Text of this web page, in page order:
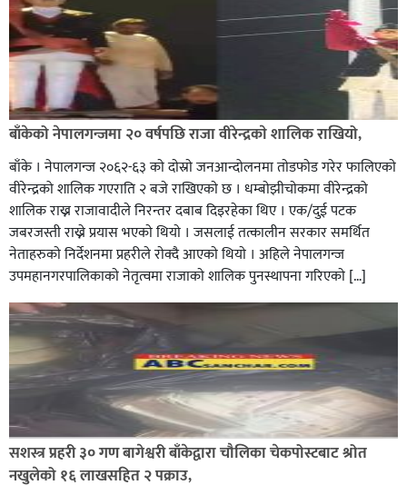
बाँकेको नेपालगन्जमा २० वर्षपछि राजा वीरेन्द्रकाे शालिक राखियो,
बाँके । नेपालगन्ज २०६२-६३ काे दाेस्राे जनआन्दोलनमा ताेडफाेड गरेर फालिएकाे
वीरेन्द्रको शालिक गएराति २ बजे राखिएकाे छ । धम्बाेझीचाेकमा वीरेन्द्रको
शालिक राख्न राजावादीले निरन्तर दबाब दिइरहेका थिए । एक/दुई पटक
जबरजस्ती राख्ने प्रयास भएकाे थियाे । जसलाई तत्कालीन सरकार समर्थित
नेताहरुकाे निर्देशनमा प्रहरीले राेक्दै आएकाे थियाे । अहिले नेपालगन्ज
उपमहानगरपालिकाकाे नेतृत्वमा राजाकाे शालिक पुनस्थापना गरिएकाे […]
सशस्त्र प्रहरी ३० गण बागेश्वरी बाँकेद्वारा चौलिका चेकपोस्टबाट श्रोत
नखुलेको १६ लाखसहित २ पक्राउ,